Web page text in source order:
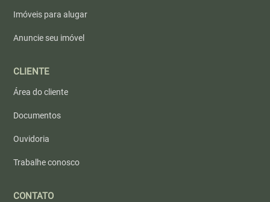
Imóveis para alugar
Anuncie seu imóvel
CLIENTE
Área do cliente
Documentos
Ouvidoria
Trabalhe conosco
CONTATO